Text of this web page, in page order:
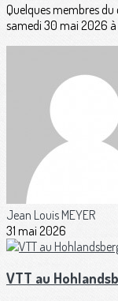
Quelques membres
samedi 30 mai 2026 à
Jean Louis MEYER
31 mai 2026
VTT au